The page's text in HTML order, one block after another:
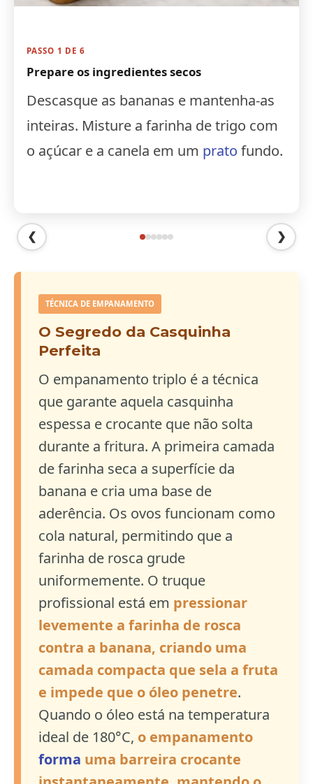
PASSO 1 DE 6
Prepare os ingredientes secos
Descasque as bananas e mantenha-as
inteiras. Misture a farinha de trigo com
o açúcar e a canela em um prato fundo.
❮ ❯
TÉCNICA DE EMPANAMENTO
O Segredo da Casquinha
Perfeita
O empanamento triplo é a técnica
que garante aquela casquinha
espessa e crocante que não solta
durante a fritura. A primeira camada
de farinha seca a superfície da
banana e cria uma base de
aderência. Os ovos funcionam como
cola natural, permitindo que a
farinha de rosca grude
uniformemente. O truque
profissional está em pressionar
levemente a farinha de rosca
contra a banana, criando uma
camada compacta que sela a fruta
e impede que o óleo penetre.
Quando o óleo está na temperatura
ideal de 180°C, o empanamento
forma uma barreira crocante